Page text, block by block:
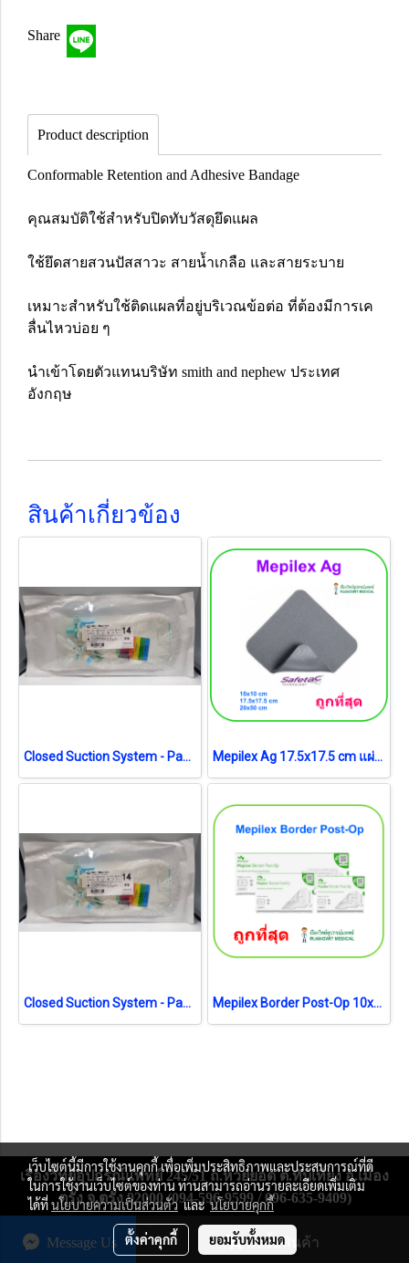
สั่งซื้อสินค้า
Message Us
Share
Product description
Conformable Retention and Adhesive Bandage
คุณสมบัติใช้สำหรับปิดทับวัสดุยึดแผล
ใช้ยึดสายสวนปัสสาวะ สายน้ำเกลือ และสายระบาย
เหมาะสำหรับใช้ติดแผลที่อยู่บริเวณข้อต่อ ที่ต้องมีการเค
ลื่นไหวบ่อย ๆ
นำเข้าโดยตัวแทนบริษัท smith and nephew ประเทศ
อังกฤษ
สินค้าเกี่ยวข้อง
Closed Suction System - Pacific Health No.14 สายดูดเสมหะระบบปิด (exp 08-2026) Mepilex Ag 17.5x17.5 cm แผ่นโฟมซิลิโคนปิดแผลชนิดต้านจุลชีพ (1 แผ่น) (exp 28-05-2026) แผ่นสภาพดี
Closed Suction System - Pacific Health No.14 สายดูดเสมหะระบบปิด (exp 12-2026) Mepilex Border Post-Op 10x20 cm (แผ่นซับ 5x15cm) (1 แผ่น) (exp 28-8-2026)
เรืองวิทย์อุปกรณ์แพทย์ 245/51 ถ.ห้วยยอด ต.ทับเที่ยง อ.เมือง
ตรัง จ.ตรัง 92000 (094-596-9599 / 096-635-9409)
ผู้เข้าชมวันนี้ 610
เว็บไซต์นี้มีการใช้งานคุกกี้ เพื่อเพิ่มประสิทธิภาพและประสบการณ์ที่ดี
ในการใช้งานเว็บไซต์ของท่าน ท่านสามารถอ่านรายละเอียดเพิ่มเติม
ได้ที่นโยบายความเป็นส่วนตัวและนโยบายคุกกี้
ตั้งค่าคุกกี้ ยอมรับทั้งหมด